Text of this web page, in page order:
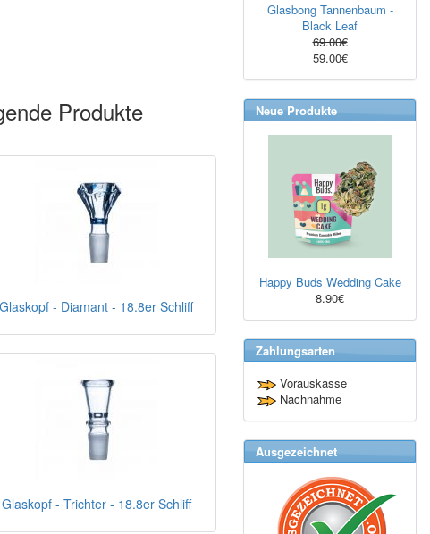
Produkte
Glaskopf - Diamant - 18.8er Schliff
Glaskopf - Trichter - 18.8er Schliff
Glasbong Tannenbaum -
Black Leaf
69.00€
59.00€
Neue Produkte
Happy Buds Wedding Cake
8.90€
Zahlungsarten
Vorauskasse
Nachnahme
Ausgezeichnet